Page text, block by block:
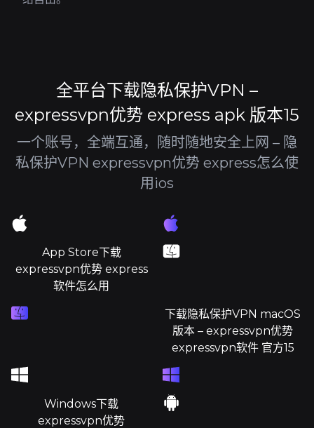
全平台下载隐私保护VPN –
expressvpn优势 express apk 版本15
一个账号，全端互通，随时随地安全上网 – 隐
私保护VPN expressvpn优势 express怎么使
用ios
App Store下载
expressvpn优势 express
软件怎么用
下载隐私保护VPN macOS
版本 – expressvpn优势
expressvpn软件 官方15
Windows下载
expressvpn优势